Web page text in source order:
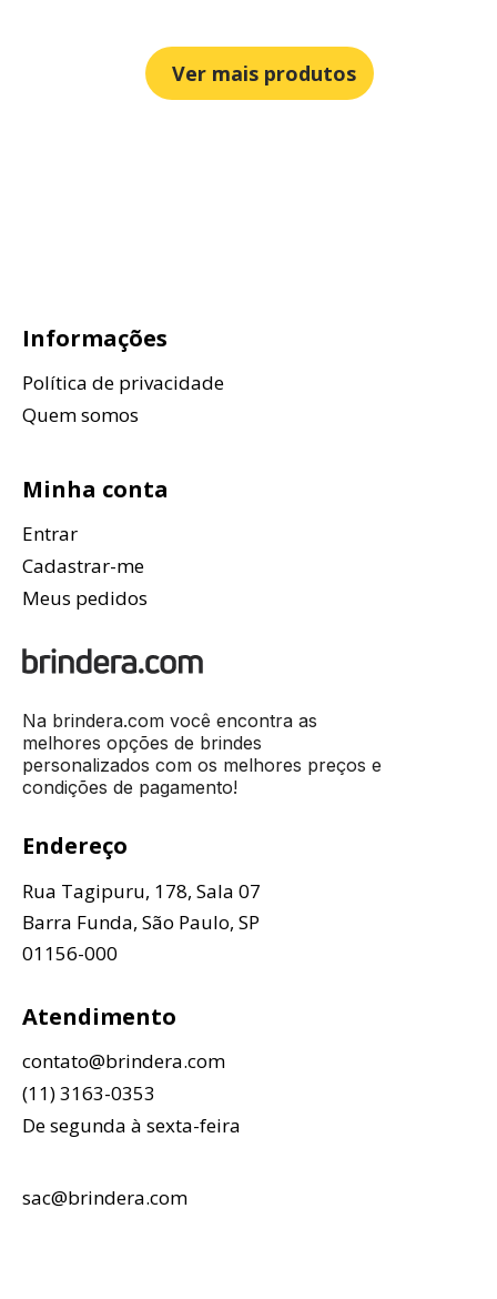
Ver mais produtos
Informações
Política de privacidade
Quem somos
Minha conta
Entrar
Cadastrar-me
Meus pedidos
Na brindera.com você encontra as
melhores opções de brindes
personalizados com os melhores preços e
condições de pagamento!
Endereço
Rua Tagipuru, 178, Sala 07
Barra Funda, São Paulo, SP
01156-000
Atendimento
contato@brindera.com
(11) 3163-0353
De segunda à sexta-feira
sac@brindera.com